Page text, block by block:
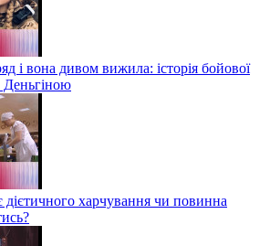
і вона дивом вижила: історія бойової
харчування чи повинна